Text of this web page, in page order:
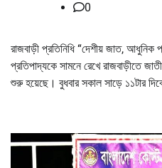
0
রাজবাড়ী প্রতিনিধি “দেশীয় জাত,
প্রতিপাদ্যকে সামনে রেখে রাজবাড়ীতে
শুরু হয়েছে। বুধবার সকাল সাড়ে ১১টার